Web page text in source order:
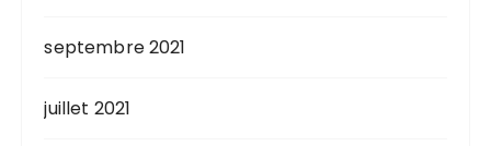
septembre 2021
juillet 2021